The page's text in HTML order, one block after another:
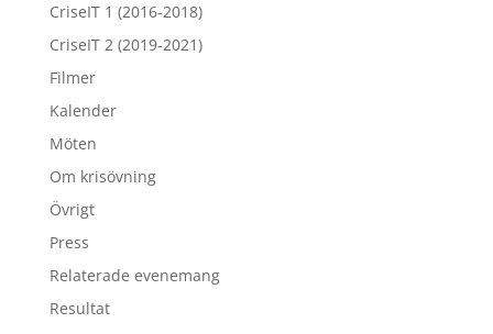
CriseIT 1 (2016-2018)
CriseIT 2 (2019-2021)
Filmer
Kalender
Möten
Om krisövning
Övrigt
Press
Relaterade evenemang
Resultat